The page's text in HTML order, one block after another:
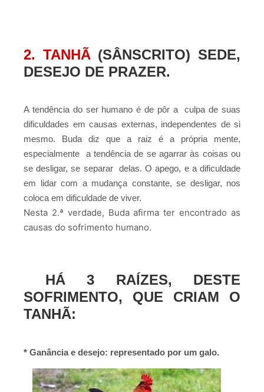
2. TANHÃ(SÂNSCRITO) SEDE,
DESEJO DE PRAZER.
A tendência do ser humano é de pôr a culpa de suas
dificuldades em causas externas, independentes de si
mesmo. Buda diz que a raiz é a própria mente,
especialmente a tendência de se agarrar às coisas ou
se desligar, se separar delas. O apego, e a dificuldade
em lidar com a mudança constante, se desligar, nos
coloca em dificuldade de viver.
Nesta 2.ª verdade, Buda afirma ter encontrado as
causas do sofrimento humano.
HÁ 3 RAÍZES, DESTE
SOFRIMENTO, QUE CRIAM O
TANHÃ:
* Ganância e desejo: representado por um galo.